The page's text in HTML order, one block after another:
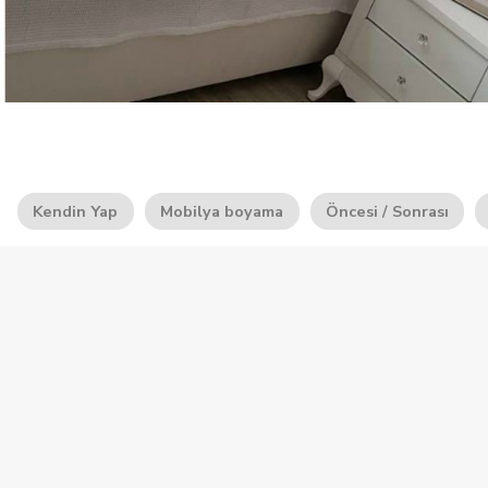
Kendin Yap Mobilya boyama Öncesi / Sonrası